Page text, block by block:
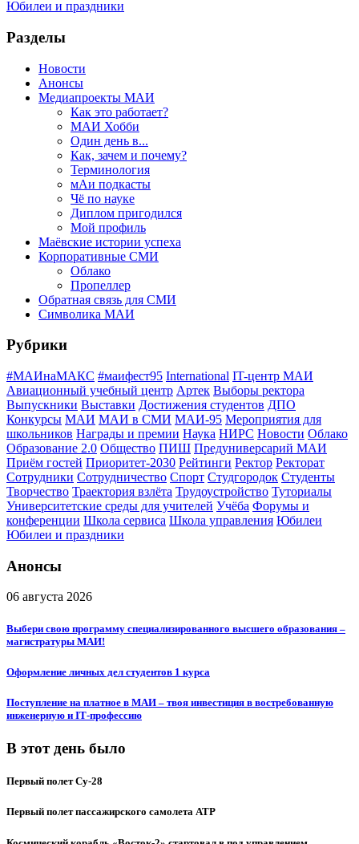
Юбилеи и праздники
Разделы
Новости
Анонсы
Медиапроекты МАИ
Как это работает?
МАИ Хобби
Один день в...
Как, зачем и почему?
Терминология
мАи подкасты
Чё по науке
Диплом пригодился
Мой профиль
Маёвские истории успеха
Корпоративные СМИ
Облако
Пропеллер
Обратная связь для СМИ
Символика МАИ
Рубрики
#МАИнаМАКС #маифест95 International IT-центр МАИ
Авиационный учебный центр Артек Выборы ректора
Выпускники Выставки Достижения студентов ДПО
Конкурсы МАИ МАИ в СМИ МАИ-95 Мероприятия для
школьников Награды и премии Наука НИРС Новости Облако
Образование 2.0 Общество ПИШ Предуниверсарий МАИ
Приём гостей Приоритет-2030 Рейтинги Ректор Ректорат
Сотрудники Сотрудничество Спорт Студгородок Студенты
Творчество Траектория взлёта Трудоустройство Туториалы
Университетские среды для учителей Учёба Форумы и
конференции Школа сервиса Школа управления Юбилеи
Юбилеи и праздники
Анонсы
06 августа 2026
Выбери свою программу специализированного высшего образования –
магистратуры МАИ!
Оформление личных дел студентов 1 курса
Поступление на платное в МАИ – твоя инвестиция в востребованную
инженерную и IT‑профессию
В этот день было
Первый полет Су-28
Первый полет пассажирского самолета ATP